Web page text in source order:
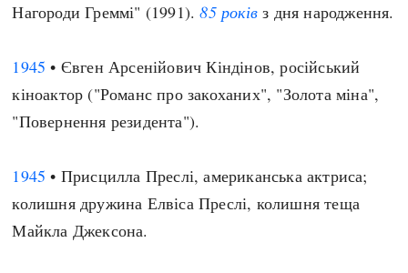
Нагороди Греммі" (1991).85 років з дня народження.
1945 • Євген Арсенійович Кіндінов, російський
кіноактор ("Романс про закоханих", "Золота міна",
"Повернення резидента").
1945 • Присцилла Преслі, американська актриса;
колишня дружина Елвіса Преслі, колишня теща
Майкла Джексона.